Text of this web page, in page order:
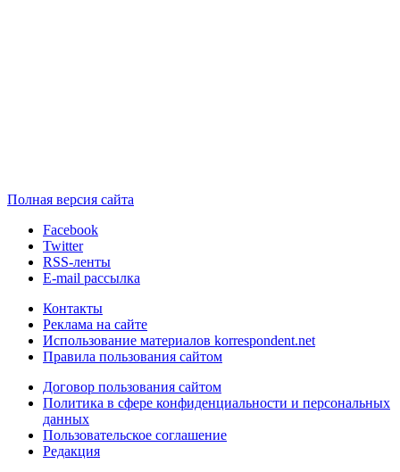
Полная версия сайта
Facebook
Twitter
RSS-ленты
E-mail рассылка
Контакты
Реклама на сайте
Использование материалов korrespondent.net
Правила пользования сайтом
Договор пользования сайтом
Политика в сфере конфиденциальности и персональных
данных
Пользовательское соглашение
Редакция